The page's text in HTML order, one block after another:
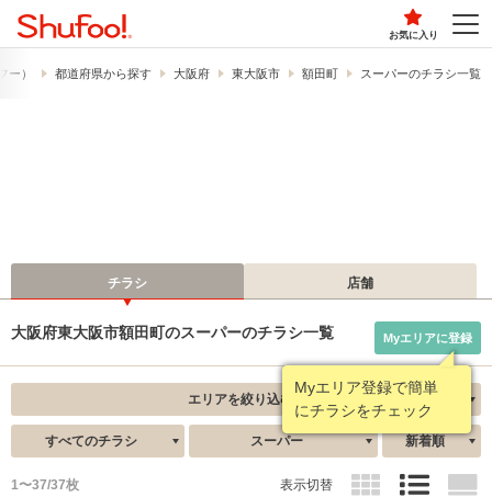
お気に入り
ー） 都道府県から探す 大阪府 東大阪市 額田町 スーパーのチラシ一覧
チラシ 店舗
大阪府東大阪市額田町のスーパーのチラシ一覧
Myエリア登録で簡単
にチラシをチェック
Myエリアに登録
エリアを絞り込む
すべてのチラシ スーパー 新着順
1〜37/37枚 表示切替